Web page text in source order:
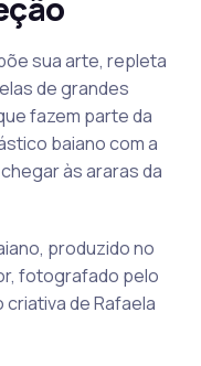
sua arte, repleta
de grandes
fazem parte da
baiano com a
às araras da
produzido no
fotografado pelo
de Rafaela